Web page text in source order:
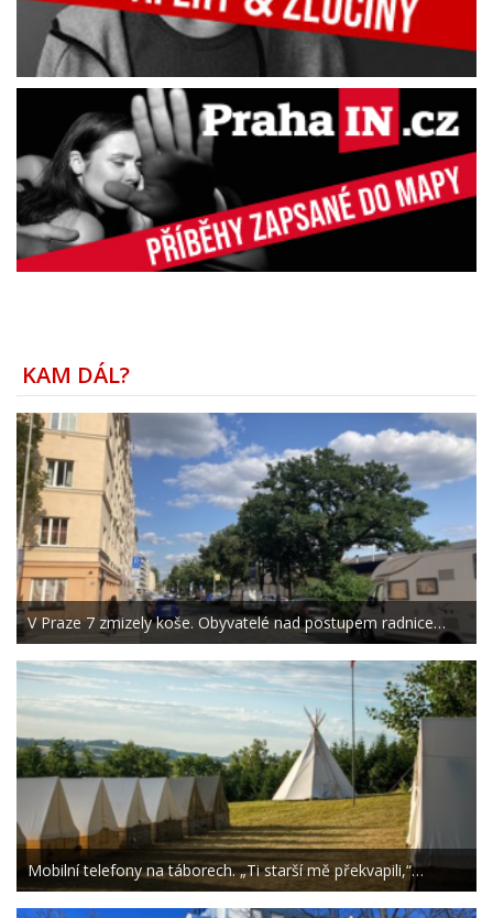
KAM DÁL?
V Praze 7 zmizely koše. Obyvatelé nad postupem radnice…
Mobilní telefony na táborech. „Ti starší mě překvapili,“…